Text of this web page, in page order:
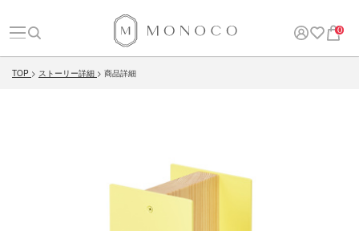
0
TOP ストーリー詳細 商品詳細